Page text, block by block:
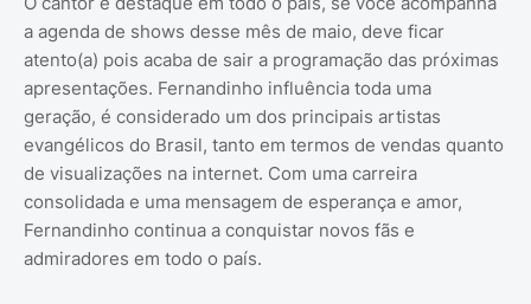
a agenda de shows desse mês de maio, deve ficar
atento(a) pois acaba de sair a programação das próximas
apresentações. Fernandinho influência toda uma
geração, é considerado um dos principais artistas
evangélicos do Brasil, tanto em termos de vendas quanto
de visualizações na internet. Com uma carreira
consolidada e uma mensagem de esperança e amor,
Fernandinho continua a conquistar novos fãs e
admiradores em todo o país.